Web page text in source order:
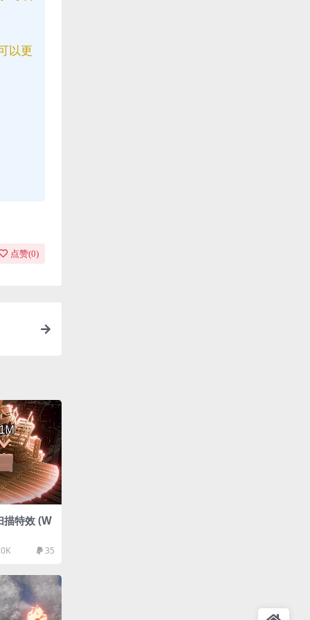
以更
点赞(0)
特效 (W
35